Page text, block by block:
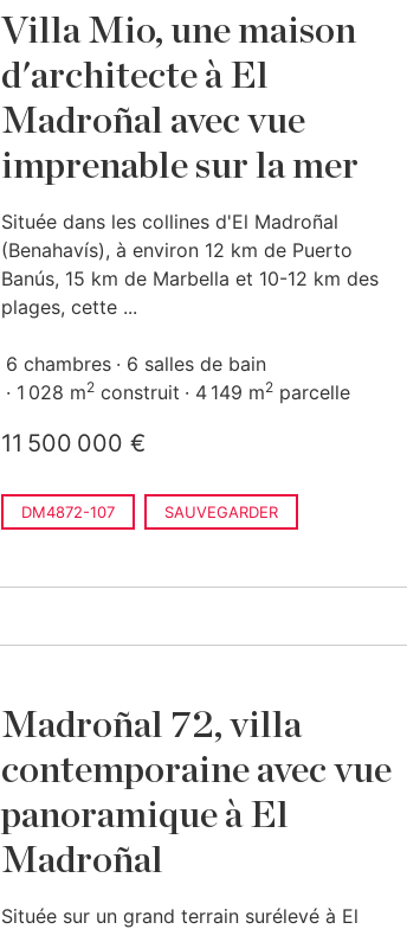
Villa Mio, une maison
d'architecte à El
Madroñal avec vue
imprenable sur la mer
Située dans les collines d'El Madroñal
(Benahavís), à environ 12 km de Puerto
Banús, 15 km de Marbella et 10-12 km des
plages, cette ...
6 chambres
6 salles de bain
1 028 m2 construit 4 149 m2 parcelle
11 500 000 €
DM4872-107 SAUVEGARDER
Madroñal 72, villa
contemporaine avec vue
panoramique à El
Madroñal
Située sur un grand terrain surélevé à El